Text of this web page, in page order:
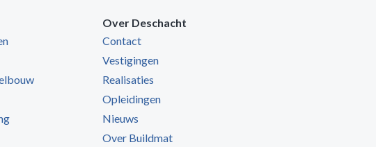
Over Deschacht
Contact
Vestigingen
Realisaties
Opleidingen
Nieuws
Over Buildmat